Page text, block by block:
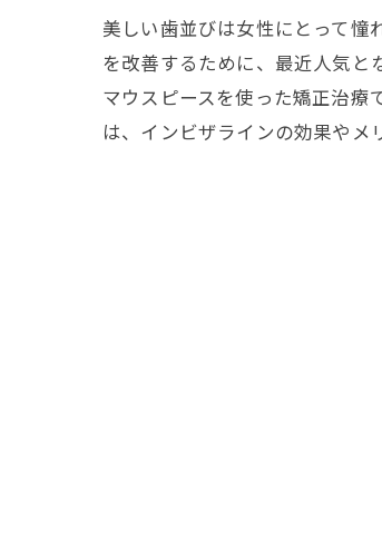
美しい歯並びは女性にとって憧
を改善するために、最近人気と
マウスピースを使った矯正治療
は、インビザラインの効果やメ